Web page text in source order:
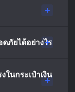
ดภัยได้อย่างไร
ในกระเป๋าเงิน